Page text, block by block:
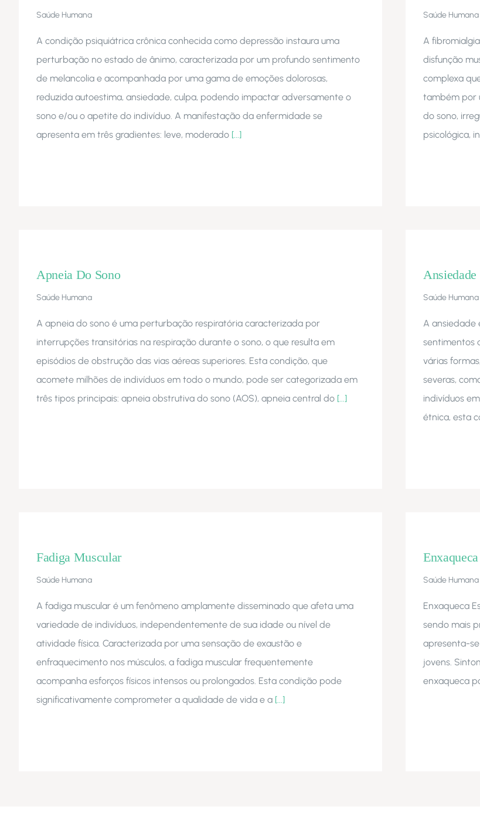
Saúde Humana
A condição psiquiátrica crônica conhecida como depressão instaura uma
perturbação no estado de ânimo, caracterizada por um profundo sentimento
de melancolia e acompanhada por uma gama de emoções dolorosas,
reduzida autoestima, ansiedade, culpa, podendo impactar adversamente o
sono e/ou o apetite do indivíduo. A manifestação da enfermidade se
apresenta em três gradientes: leve, moderado[...]
Saúde Humana
A
disfunção
complexa
também por
do sono,
psicológica,
Apneia Do Sono
Saúde Humana
A apneia do sono é uma perturbação respiratória caracterizada por
interrupções transitórias na respiração durante o sono, o que resulta em
episódios de obstrução das vias aéreas superiores. Esta condição, que
acomete milhões de indivíduos em todo o mundo, pode ser categorizada em
três tipos principais: apneia obstrutiva do sono (AOS), apneia central do[...]
Ansiedade
Saúde Humana
A ansiedade
sentimentos
várias
severas,
indivíduos
étnica, esta
Fadiga Muscular
Saúde Humana
A fadiga muscular é um fenômeno amplamente disseminado que afeta uma
variedade de indivíduos, independentemente de sua idade ou nível de
atividade física. Caracterizada por uma sensação de exaustão e
enfraquecimento nos músculos, a fadiga muscular frequentemente
acompanha esforços físicos intensos ou prolongados. Esta condição pode
significativamente comprometer a qualidade de vida e a[...]
Enxaqueca
Saúde Humana
Enxaqueca
sendo mais
apresenta-
jovens.
enxaqueca